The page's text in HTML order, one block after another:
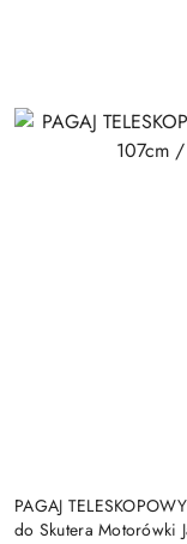
PAGAJ
do Skutera Motorówki